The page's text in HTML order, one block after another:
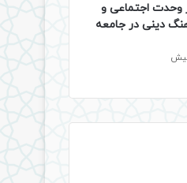
وحدت اجتماعی و
دینی در جامعه